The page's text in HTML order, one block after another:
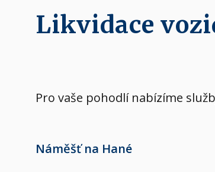
Likvidace
Pro vaše pohodlí nabízíme
Náměšť na Hané